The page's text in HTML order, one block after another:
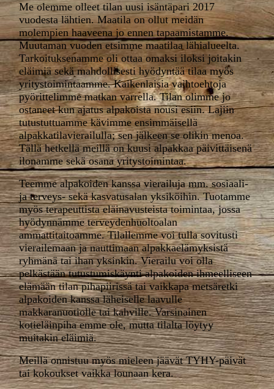
Me olemme olleet tilan uusi isäntäpari 2017
vuodesta lähtien. Maatila on ollut meidän
molempien haaveena jo ennen tapaamistamme.
Muutaman vuoden etsimme maatilaa lähialueelta.
Tarkoituksenamme oli ottaa omaksi iloksi joitakin
eläimiä sekä mahdollisesti hyödyntää tilaa myös
yritystoimintaamme. Kaikenlaisia vaihtoehtoja
pyörittelimme matkan varrella. Tilan olimme jo
ostaneet kun ajatus alpakoista nousi esiin. Lajiin
tutustuttuamme kävimme ensimmäisellä
alpakkatilavierailulla; sen jälkeen se olikin menoa.
Tällä hetkellä meillä on kuusi alpakkaa päivittäisenä
ilonamme sekä osana yritystoimintaa.
Teemme alpakoiden kanssa vierailuja mm. sosiaali-
ja terveys- sekä kasvatusalan yksiköihin. Tuotamme
myös terapeuttista eläinavusteista toimintaa, jossa
hyödynnämme terveydenhuoltoalan
ammattitaitoamme. Tilallemme voi tulla sovitusti
vierailemaan ja nauttimaan alpakkaelämyksistä
ryhmänä tai ihan yksinkin. Vierailu voi olla
pelkästään tutustumiskäynti alpakoiden ihmeelliseen
elämään tilan pihapiirissä tai vaikkapa metsäretki
alpakoiden kanssa läheiselle laavulle
makkaranuotiolle tai kahville. Varsinainen
kotieläinpiha emme ole, mutta tilalta löytyy
muitakin eläimiä.
Meillä onnistuu myös mieleen jäävät TYHY-päivät
tai kokoukset vaikka lounaan kera.